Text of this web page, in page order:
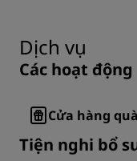
Dịch vụ
Các hoạt động
Cửa hàng
Tiện nghi bổ